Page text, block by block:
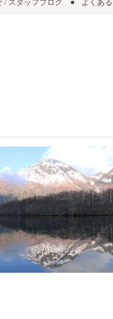
/ スタッフブログ よくあ